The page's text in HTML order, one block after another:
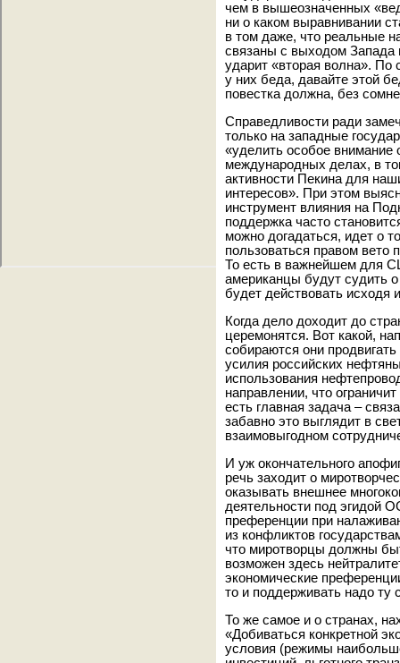
чем в вышеозначенных
ни о каком выравнивании
в том даже, что реальные
связаны с выходом Запада
ударит «вторая волна». По
у них беда, давайте этой
повестка должна, без
Справедливости ради
только на западные
«уделить особое
международных делах, в
активности Пекина для
интересов». При этом
инструмент влияния на
поддержка часто
можно догадаться, идет о
пользоваться правом вето
То есть в важнейшем для
американцы будут судить
будет действовать исходя
Когда дело доходит до
церемонятся. Вот какой,
собираются они
усилия российских
использования
направлении, что
есть главная задача –
забавно это выглядит в
взаимовыгодном
И уж окончательного
речь заходит о
оказывать внешнее
деятельности под эгидой
преференции при
из конфликтов
что миротворцы должны
возможен здесь
экономические
то и поддерживать надо ту
То же самое и о странах,
«Добиваться конкретной
условия (режимы